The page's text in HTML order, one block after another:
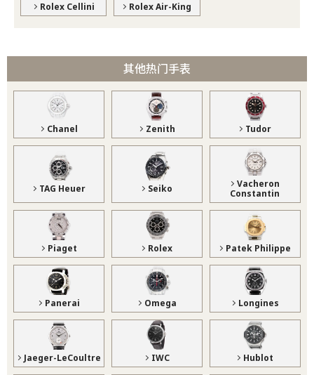
Rolex Cellini Rolex Air-King
其他热门手表
Chanel Zenith Tudor
TAG Heuer Seiko
Vacheron
Constantin
Piaget Rolex Patek Philippe
Panerai Omega Longines
Jaeger-LeCoultre IWC Hublot